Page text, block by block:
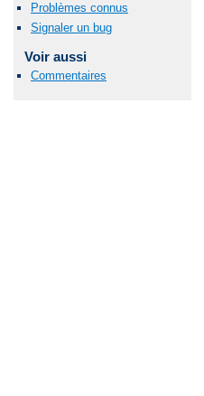
Problèmes connus
Signaler un bug
Voir aussi
Commentaires